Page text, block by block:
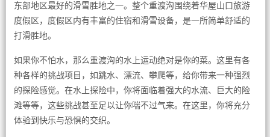
东部地区最好的滑雪胜地之一。整个重渡沟围绕着华屋山口旅游
度假区，度假区内有丰富的住宿和滑雪设备，是一所简单舒适的
打滑胜地。
如果你不怕水，那么重渡沟的水上运动绝对是你的菜。这里有各
种各样的挑战项目，如跳水、漂流、攀爬等，给你带来一种强烈
的探险感觉。在水上探险中，你将面临着强大的水流、巨大的险
滩等等，这些挑战甚至足以让你喘不过气来。在这里，你将充分
体验到快乐与恐惧的交织。